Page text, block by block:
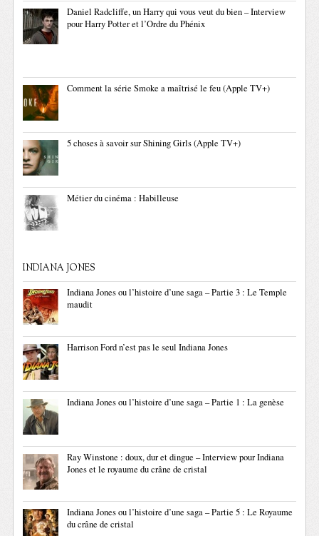
Daniel Radcliffe, un Harry qui vous veut du bien – Interview
pour Harry Potter et l’Ordre du Phénix
Comment la série Smoke a maîtrisé le feu (Apple TV+)
5 choses à savoir sur Shining Girls (Apple TV+)
Métier du cinéma : Habilleuse
INDIANA JONES
Indiana Jones ou l’histoire d’une saga – Partie 3 : Le Temple
maudit
Harrison Ford n’est pas le seul Indiana Jones
Indiana Jones ou l’histoire d’une saga – Partie 1 : La genèse
Ray Winstone : doux, dur et dingue – Interview pour Indiana
Jones et le royaume du crâne de cristal
Indiana Jones ou l’histoire d’une saga – Partie 5 : Le Royaume
du crâne de cristal